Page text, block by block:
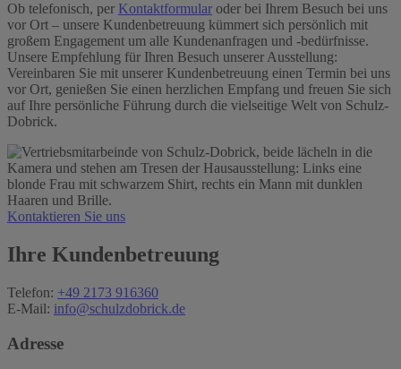
Ob telefonisch, per Kontaktformular oder bei Ihrem Besuch bei uns
vor Ort – unsere Kundenbetreuung kümmert sich persönlich mit
großem Engagement um alle Kundenanfragen und -bedürfnisse.
Unsere Empfehlung für Ihren Besuch unserer Ausstellung:
Vereinbaren Sie mit unserer Kundenbetreuung einen Termin bei uns
vor Ort, genießen Sie einen herzlichen Empfang und freuen Sie sich
auf Ihre persönliche Führung durch die vielseitige Welt von Schulz-
Dobrick.
Kontaktieren Sie uns
Ihre Kundenbetreuung
Telefon: +49 2173 916360
E-Mail: info@schulzdobrick.de
Adresse